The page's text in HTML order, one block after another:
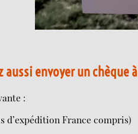
aussi envoyer un chèque
:
d’expédition France compris)